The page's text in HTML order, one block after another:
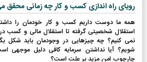
رویای راه اندازی کسب و کار چه زمانی محقق
همه ما دوست داریم کسب و کار خودمان را
استقلال شخصیتی گرفته تا استقلال مالی و کسب
نمی کنیم؟ چه چیزهایی در وجودمان باید شکل
شویم؟ آیا نداشتن سرمایه کافی دلیل موجهی
چارچوب امن مزید بر علت است؟